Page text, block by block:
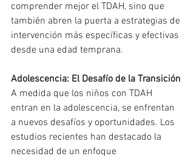
comprender mejor el TDAH, sino que
también abren la puerta a estrategias de
intervención más específicas y efectivas
desde una edad temprana.
Adolescencia: El Desafío de la Transición
A medida que los niños con TDAH
entran en la adolescencia, se enfrentan
a nuevos desafíos y oportunidades. Los
estudios recientes han destacado la
necesidad de un enfoque